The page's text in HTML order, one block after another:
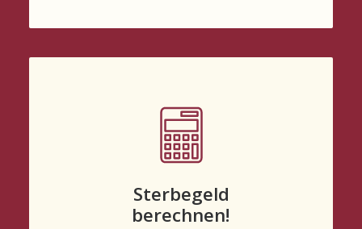
Sterbegeld
berechnen!